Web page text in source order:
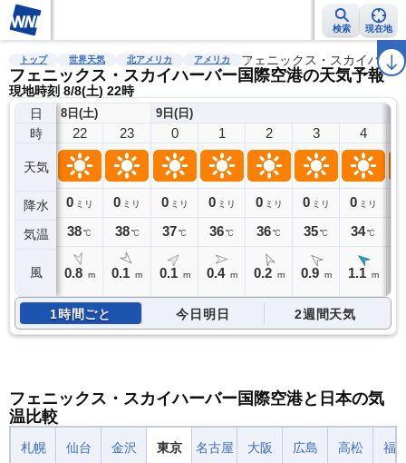
検索 現在地
雨雲レーダー 台風情報 地震情報 警報・注意報 2週間天気 ラ
トップ 世界天気 北アメリカ アメリカ フェニックス・スカイハー
フェニックス・スカイハーバー国際空港の天気予報
現地時刻 8/8(土) 22時
日
時
天気
降水
気温
風
8日(土)
22
0 ミリ
38℃
0.8 m
23
0 ミリ
38 ℃
0.1 m
9日(日)
0
0 ミリ
37℃
0.1 m
1
0 ミリ
36℃
0.4 m
2
0 ミリ
36℃
0.2 m
3
0 ミリ
35℃
0.9 m
4
0 ミリ
34℃
1.1 m
1時間ごと 今日明日 2週間天気
フェニックス・スカイハーバー国際空港と日本の気
温比較
札幌 仙台 金沢 東京 名古屋 大阪 広島 高松 福